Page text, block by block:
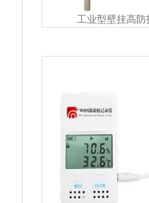
工业型壁挂高